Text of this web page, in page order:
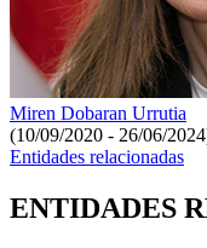
Miren Dobaran Urrutia
(10/09/2020 - 26/06/
Entidades relacionadas
ENTIDADES